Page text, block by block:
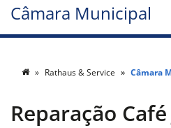
Câmara Municipal
Rathaus & Service Câmara
Reparação